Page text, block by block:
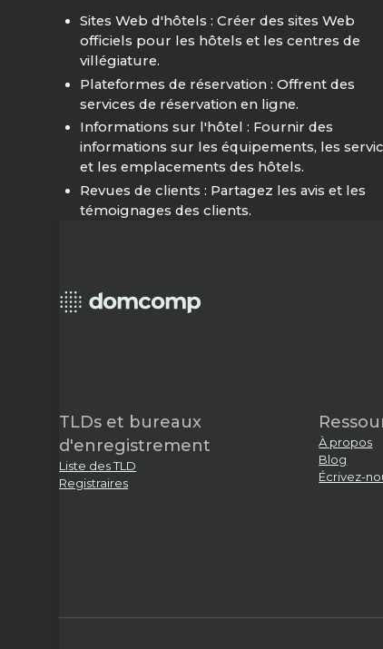
Sites Web d'hôtels : Créer des sites Web
officiels pour les hôtels et les centres de
villégiature.
Plateformes de réservation : Offrent des
services de réservation en ligne.
Informations sur l'hôtel : Fournir des
informations sur les équipements, les
et les emplacements des hôtels.
Revues de clients : Partagez les avis et les
témoignages des clients.
TLDs et bureaux
d'enregistrement
Liste des TLD
Registraires
À propos
Blog
Écrivez-